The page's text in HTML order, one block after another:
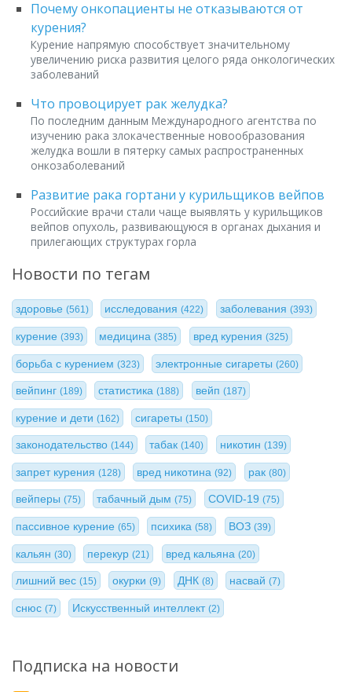
Почему онкопациенты не отказываются от
курения?
Курение напрямую способствует значительному
увеличению риска развития целого ряда онкологических
заболеваний
Что провоцирует рак желудка?
По последним данным Международного агентства по
изучению рака злокачественные новообразования
желудка вошли в пятерку самых распространенных
онкозаболеваний
Развитие рака гортани у курильщиков вейпов
Российские врачи стали чаще выявлять у курильщиков
вейпов опухоль, развивающуюся в органах дыхания и
прилегающих структурах горла
Новости по тегам
здоровье (561) исследования(422) заболевания (393)
курение (393) медицина(385) вред курения (325)
борьба с курением (323) электронные сигареты(260)
вейпинг (189) статистика(188) вейп (187)
курение и дети (162) сигареты(150)
законодательство (144) табак(140) никотин (139)
запрет курения (128) вред никотина(92) рак (80)
вейперы (75) табачный дым(75) COVID-19 (75)
пассивное курение (65) психика(58) ВОЗ (39)
кальян (30) перекур(21) вред кальяна (20)
лишний вес (15) окурки(9) ДНК (8) насвай(7)
снюс (7) Искусственный интеллект(2)
Подписка на новости